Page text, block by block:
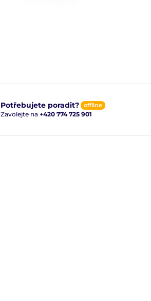
Potřebujete poradit? offline
Zavolejte na +420 774 725 901